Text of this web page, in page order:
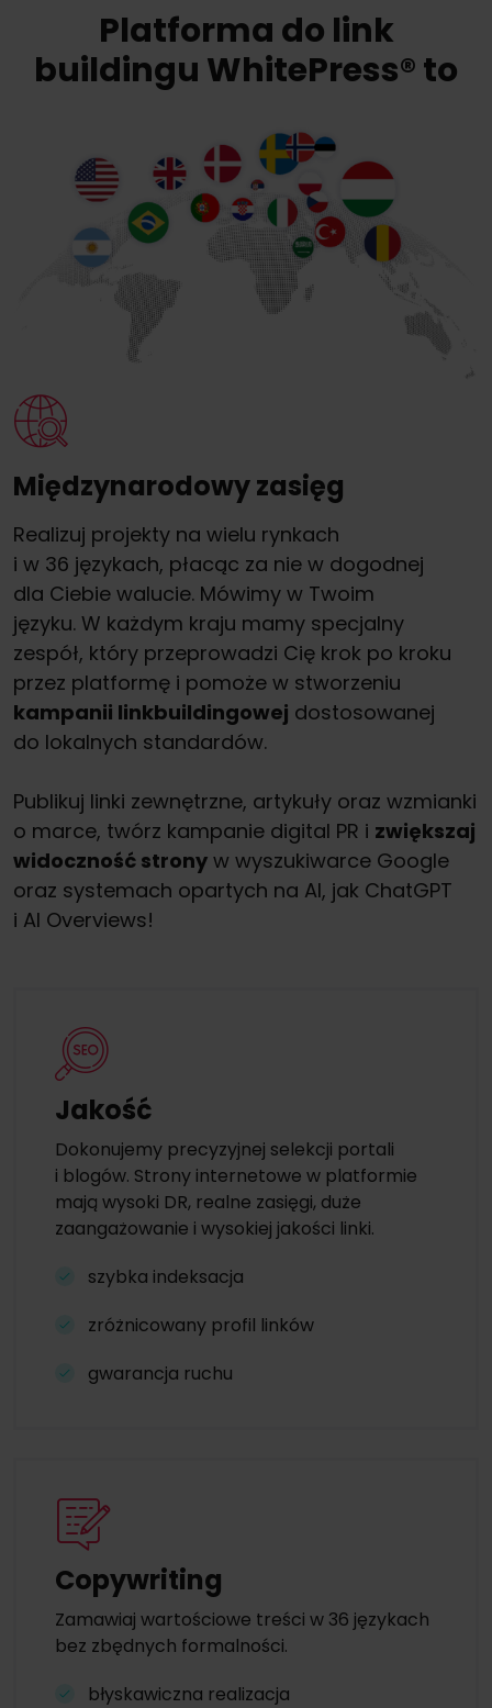
Platforma do link
buildingu WhitePress® to
Międzynarodowy zasięg
Realizuj projekty na wielu rynkach
i w 36 językach, płacąc za nie w dogodnej
dla Ciebie walucie. Mówimy w Twoim
języku. W każdym kraju mamy specjalny
zespół, który przeprowadzi Cię krok po kroku
przez platformę i pomoże w stworzeniu
kampanii linkbuildingowej dostosowanej
do lokalnych standardów.
Publikuj linki zewnętrzne, artykuły oraz wzmianki
o marce, twórz kampanie digital PR i zwiększaj
widoczność strony w wyszukiwarce Google
oraz systemach opartych na AI, jak ChatGPT
i AI Overviews!
Jakość
Dokonujemy precyzyjnej selekcji portali
i blogów. Strony internetowe w platformie
mają wysoki DR, realne zasięgi, duże
zaangażowanie i wysokiej jakości linki.
szybka indeksacja
zróżnicowany profil linków
gwarancja ruchu
Copywriting
Zamawiaj wartościowe treści w 36 językach
bez zbędnych formalności.
błyskawiczna realizacja